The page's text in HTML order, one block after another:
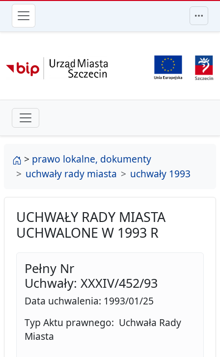
przejdź do głównego menu
strona główna
> prawo lokalne, dokumenty
uchwały rady miasta
uchwały 1993
UCHWAŁY RADY MIASTA
UCHWALONE W 1993 R
Pełny Nr
Uchwały: XXXIV/452/93
Data uchwalenia: 1993/01/25
Typ Aktu prawnego: Uchwała Rady
Miasta